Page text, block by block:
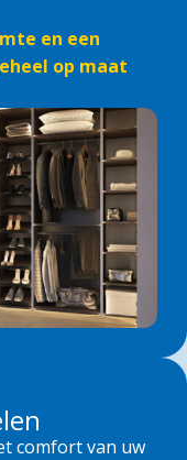
en een
op maat
comfort van uw